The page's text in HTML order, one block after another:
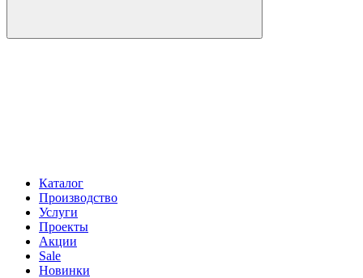
Каталог
Производство
Услуги
Проекты
Акции
Sale
Новинки